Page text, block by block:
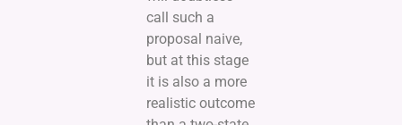
call such a
proposal naive,
but at this stage
it is also a more
realistic outcome